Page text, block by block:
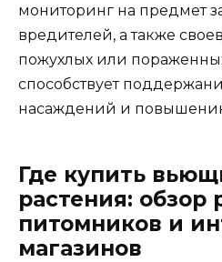
мониторинг на предмет
вредителей, а также
пожухлых или
способствует
насаждений и
Где купить
растения: обзор
питомников и
магазинов